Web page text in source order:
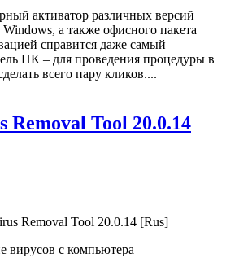
активатор различных версий
а также офисного пакета
справится даже самый
ПК – для проведения процедуры в
всего пару кликов....
Removal Tool 20.0.14
вирусов с компьютера